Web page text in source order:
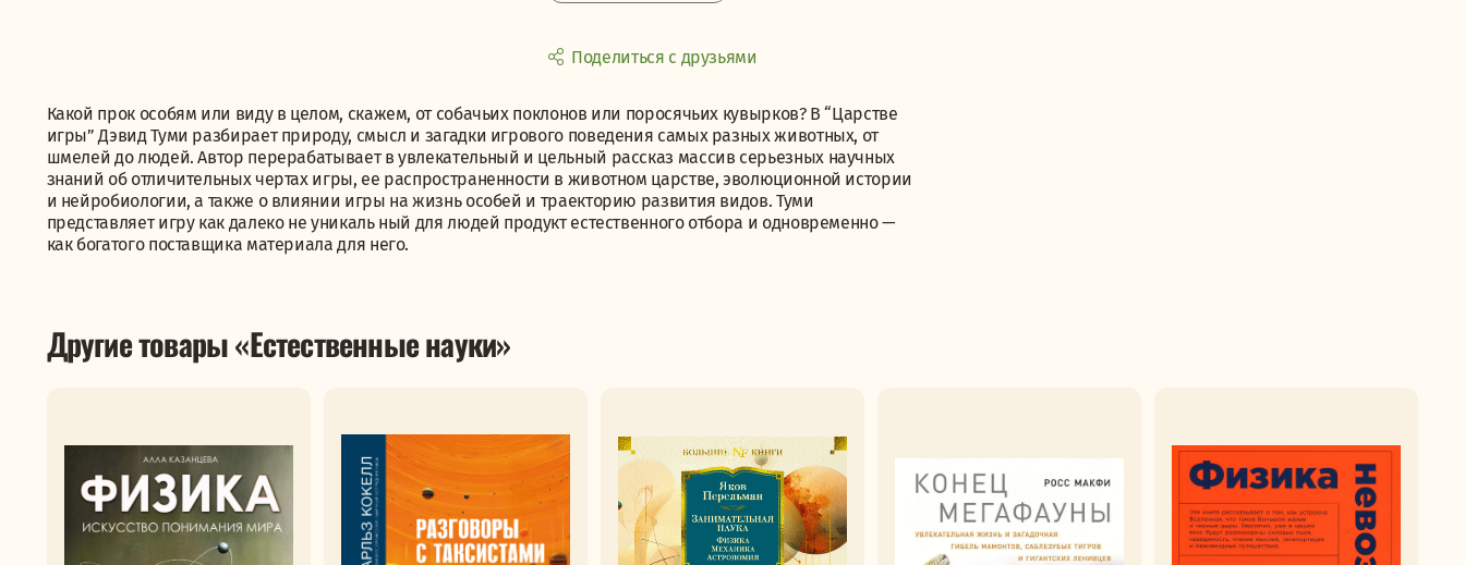
Поделиться с друзьями
Какой прок особям или виду в целом, скажем, от собачьих поклонов или поросячьих кувырков? В “Царстве
игры” Дэвид Туми разбирает природу, смысл и загадки игрового поведения самых разных животных, от
шмелей до людей. Автор перерабатывает в увлекательный и цельный рассказ массив серьезных научных
знаний об отличительных чертах игры, ее распространенности в животном царстве, эволюционной истории
и нейробиологии, а также о влиянии игры на жизнь особей и траекторию развития видов. Туми
представляет игру как далеко не уникаль ный для людей продукт естественного отбора и одновременно —
как богатого поставщика материала для него.
Другие товары «Естественные науки»